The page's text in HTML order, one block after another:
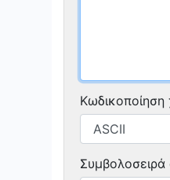
Συμβολοσειρά